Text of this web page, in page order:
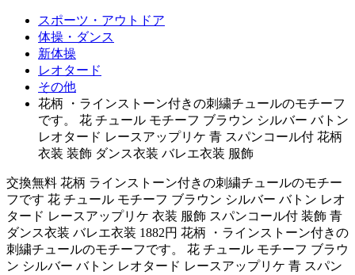
スポーツ・アウトドア
体操・ダンス
新体操
レオタード
その他
花柄 ・ラインストーン付きの刺繍チュールのモチーフ
です。 花 チュール モチーフ ブラウン シルバー バトン
レオタード レースアップリケ 青 スパンコール付 花柄
衣装 装飾 ダンス衣装 バレエ衣装 服飾
交換無料 花柄 ラインストーン付きの刺繍チュールのモチー
フです 花 チュール モチーフ ブラウン シルバー バトン レオ
タード レースアップリケ 衣装 服飾 スパンコール付 装飾 青
ダンス衣装 バレエ衣装 1882円 花柄 ・ラインストーン付きの
刺繍チュールのモチーフです。 花 チュール モチーフ ブラウ
ン シルバー バトン レオタード レースアップリケ 青 スパン